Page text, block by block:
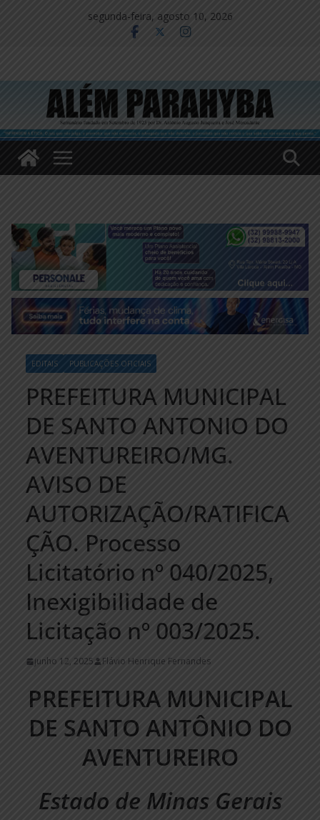
segunda-feira, agosto 10, 2026
EDITAIS PUBLICAÇÕES OFICIAIS
PREFEITURA MUNICIPAL
DE SANTO ANTONIO DO
AVENTUREIRO/MG.
AVISO DE
AUTORIZAÇÃO/RATIFICA
ÇÃO. Processo
Licitatório nº 040/2025,
Inexigibilidade de
Licitação nº 003/2025.
junho 12, 2025 Flávio Henrique Fernandes
PREFEITURA MUNICIPAL
DE SANTO ANTÔNIO DO
AVENTUREIRO
Estado de Minas Gerais